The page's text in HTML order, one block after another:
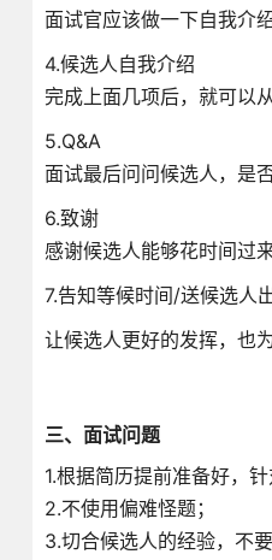
面试官应该做一下自我介
4.候选人自我介绍
完成上面几项后，就可以
5.Q&A
面试最后问问候选人，是
6.致谢
感谢候选人能够花时间过
7.告知等候时间/送候选人
让候选人更好的发挥，也
三、面试问题
1.根据简历提前准备好，
2.不使用偏难怪题；
3.切合候选人的经验，不